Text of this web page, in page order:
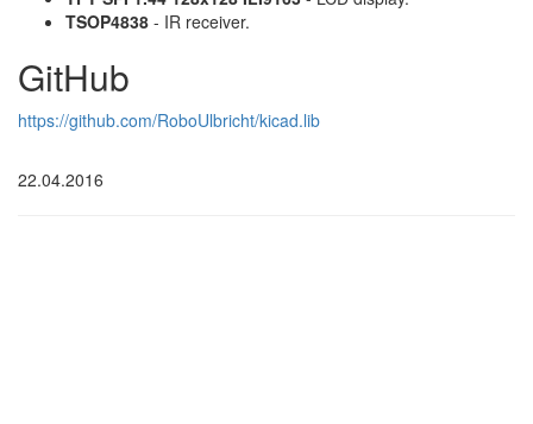
TSOP4838 - IR receiver.
GitHub
https://github.com/RoboUlbricht/kicad.lib
22.04.2016